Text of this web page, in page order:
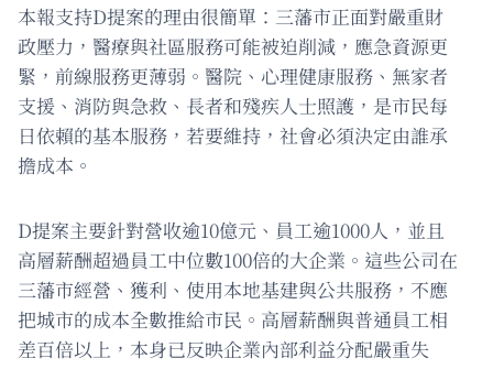
本報支持D提案的理由很簡單：三藩市正面對嚴重財
政壓力，醫療與社區服務可能被迫削減，應急資源更
緊，前線服務更薄弱。醫院、心理健康服務、無家者
支援、消防與急救、長者和殘疾人士照護，是市民每
日依賴的基本服務，若要維持，社會必須決定由誰承
擔成本。
D提案主要針對營收逾10億元、員工逾1000人，並且
高層薪酬超過員工中位數100倍的大企業。這些公司在
三藩市經營、獲利、使用本地基建與公共服務，不應
把城市的成本全數推給市民。高層薪酬與普通員工相
差百倍以上，本身已反映企業內部利益分配嚴重失